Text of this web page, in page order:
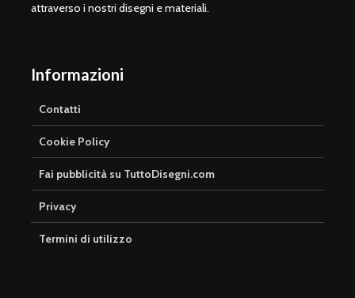
attraverso i nostri disegni e materiali.
Informazioni
Contatti
Cookie Policy
Fai pubblicità su TuttoDisegni.com
Privacy
Termini di utilizzo